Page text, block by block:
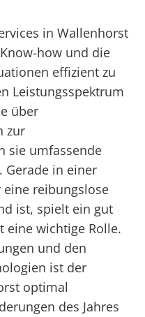
in Wallenhorst
how und die
effizient zu
Leistungsspektrum
über
zur
sie umfassende
Gerade in einer
reibungslose
ist, spielt ein gut
wichtige Rolle.
und den
ist der
optimal
des Jahres